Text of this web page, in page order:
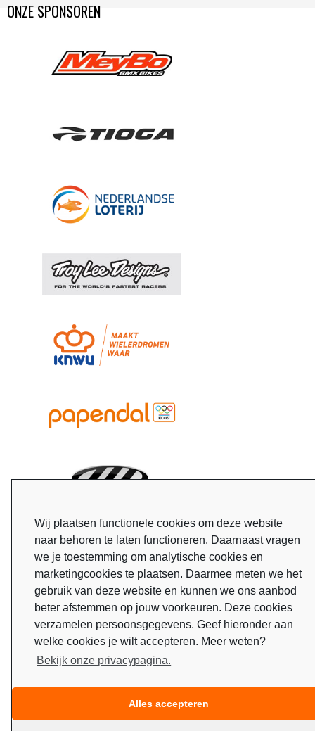
Wij plaatsen functionele cookies om deze website
naar behoren te laten functioneren. Daarnaast vragen
we je toestemming om analytische cookies en
marketingcookies te plaatsen. Daarmee meten we het
gebruik van deze website en kunnen we ons aanbod
beter afstemmen op jouw voorkeuren. Deze cookies
verzamelen persoonsgegevens. Geef hieronder aan
welke cookies je wilt accepteren. Meer weten?
Bekijk onze privacypagina.
Alles accepteren
ONZE SPONSOREN